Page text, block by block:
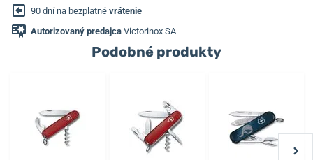
90 dní na bezplatné vrátenie
Autorizovaný predajca Victorinox SA
Podobné produkty